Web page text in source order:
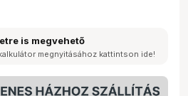
is megvehető
megnyitásához kattintson ide!